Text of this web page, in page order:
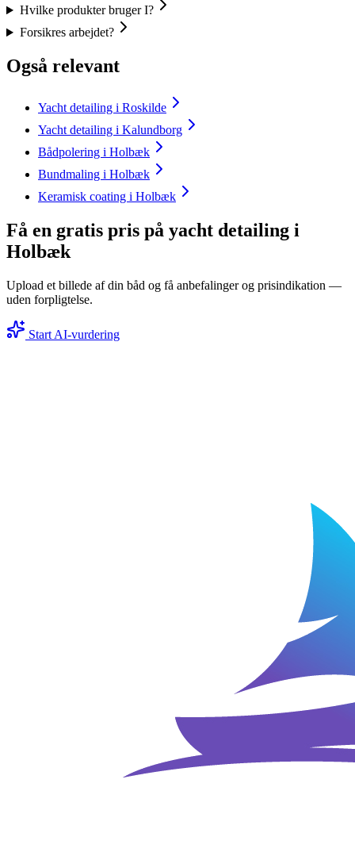
Hvilke produkter bruger I?
Forsikres arbejdet?
Også relevant
Yacht detailing i Roskilde
Yacht detailing i Kalundborg
Bådpolering i Holbæk
Bundmaling i Holbæk
Keramisk coating i Holbæk
Få en gratis pris på yacht detailing i
Holbæk
Upload et billede af din båd og få anbefalinger og prisindikation —
uden forpligtelse.
Start AI-vurdering